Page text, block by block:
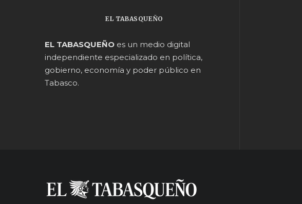
EL TABASQUEÑO
EL TABASQUEÑO es un medio digital
independiente especializado en política,
gobierno, economía y poder público en
Tabasco.